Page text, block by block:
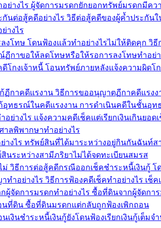
ย่างไร ผู้จัดการมรดกยักยอกทรัพย์มรดกมีค
ต่อสู้คดีอย่างไร วิธีต่อสู้คดีของผู้ค้ำประกัน
างไร
งโทษ โดนฟ้องแล้วทำอย่างไรไม่ให้ติดคุก วิ
กาขอให้ลดโทษหรือให้รอการลงโทษทำอย่า
โกงเจ้าหนี้ โอนทรัพย์ภายหลังแจ้งความผิด
ฏีกาคดีแรงาน วิธีการขออนุญาตฏีกาคดีแรง
ทธรณ์ในคดีแรงงาน การดำเนินคดีในชั้นอุ
อย่างไร แจ้งความคดีเช็คแต่เรียกเงินเกิน
าลพิพากษาทำอย่างไร
างไร ทรัพย์สินที่ได้มาระหว่างอยู่กินกันฉัน
นระหว่างสามีภริยาไม่ได้จดทะเบียนสมรส
วิธีการต่อสู้คดีกรณีออกเช็คชำระหนี้เงินกู้
ำอย่างไร วิธีการฟ้องคดีเช็คทำอย่างไร เช็ค
จัดการมรดกทำอย่างไร ซื้อที่ดินจากผู้จัดก
ที่ดิน ซื้อที่ดินมรดกแต่กลับถูกฟ้องเพิกถอน
เงินชำระหนี้เงินกู้ยังโดนฟ้องเรียกเงินกู้เต็